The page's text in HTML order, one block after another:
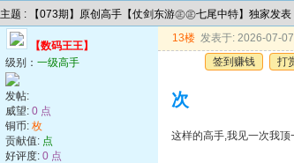
主题 : 【073期】原创高手【仗剑东游㊣㊣七尾中特】独家发表
【数码王王】
级别： 一级高手
发帖:
威望: 0 点
铜币: 枚
贡献值: 点
好评度: 0 点
13楼 发表于: 2026-07-
签到赚钱
打
次
这样的高手,我见一次我